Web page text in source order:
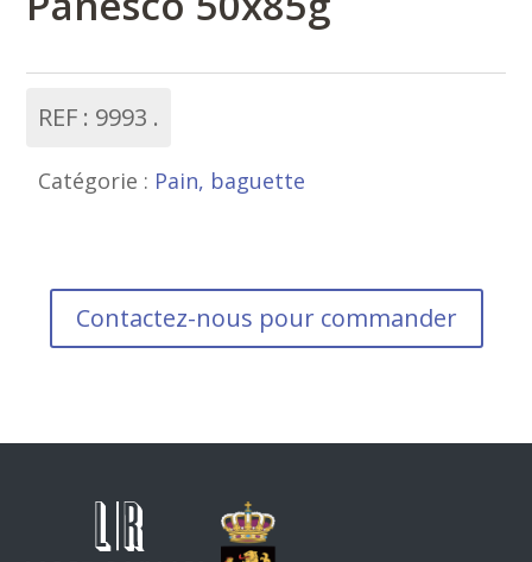
REF : 9993
Catégorie : Pain, baguette
Contactez-nous pour commander